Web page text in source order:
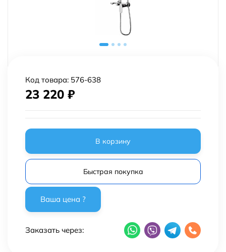
Код товара: 576-638
23 220 ₽
В корзину
Быстрая покупка
Заказать через: